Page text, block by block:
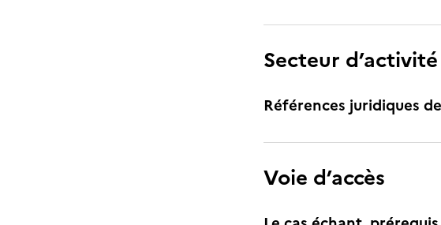
Secteur d’activité
Références juridiques
Voie d’accès